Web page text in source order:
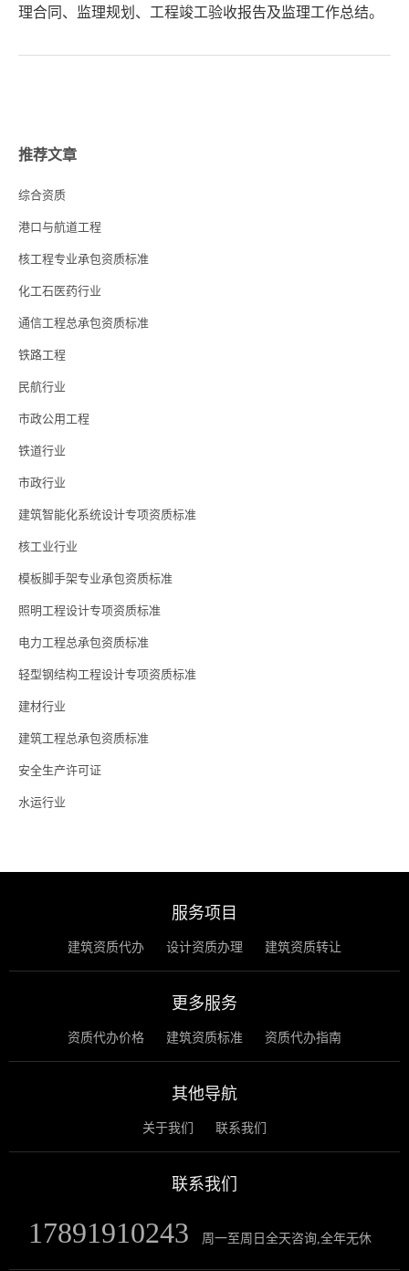
理合同、监理规划、工程竣工验收报告及监理工作总结。
推荐文章
综合资质
港口与航道工程
核工程专业承包资质标准
化工石医药行业
通信工程总承包资质标准
铁路工程
民航行业
市政公用工程
铁道行业
市政行业
建筑智能化系统设计专项资质标准
核工业行业
模板脚手架专业承包资质标准
照明工程设计专项资质标准
电力工程总承包资质标准
轻型钢结构工程设计专项资质标准
建材行业
建筑工程总承包资质标准
安全生产许可证
水运行业
服务项目
建筑资质代办 设计资质办理 建筑资质转让
更多服务
资质代办价格 建筑资质标准 资质代办指南
其他导航
关于我们 联系我们
联系我们
17891910243 周一至周日全天咨询,全年无休